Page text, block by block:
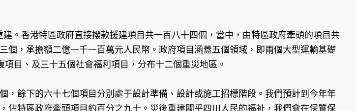
。香港特區政府直接撥款援建項目共一百八十四個，當中，由特區政府牽頭的項目共
，承擔額二億一千一百萬元人民幣。政府項目涵蓋五個領域，即兩個大型運輸基礎
目、及三十五個社會福利項目，分布十二個重災地區。
餘下的六十七個項目分別處于設計準備、設計或施工招標階段。我們預計到今年年
特區政府牽頭項目約百分之九十。災後重建關乎四川人民的福祉，我們會在保質保